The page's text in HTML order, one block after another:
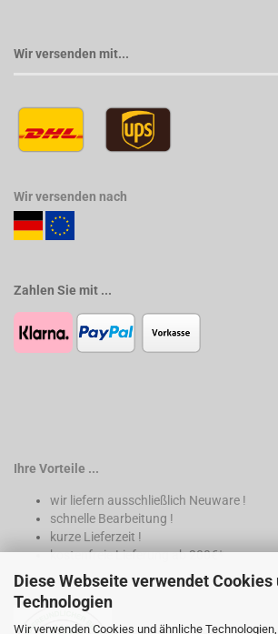
Diese Webseite verwendet Cookies
Technologien
Wir verwenden Cookies und ähnliche
Wir versenden mit...
Wir versenden nach
Zahlen Sie mit ...
Ihre Vorteile ...
wir liefern ausschließlich Neuware !
schnelle Bearbeitung !
kurze Lieferzeit !
kostenfreie Lieferung ab 200€*
* nur innerhalb Deutschland